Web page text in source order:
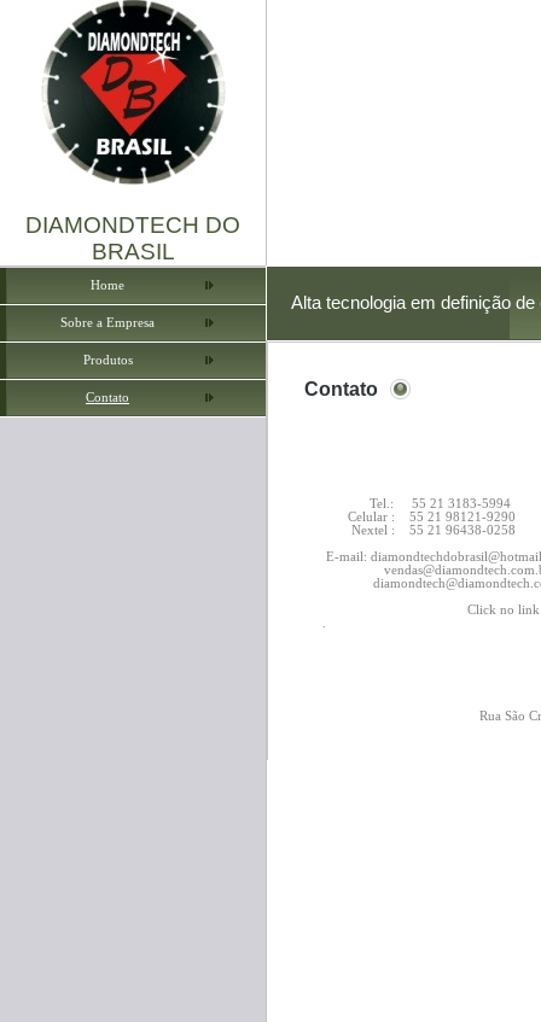
DIAMONDTECH DO
BRASIL
Home
Sobre a Empresa
Produtos
Contato
Alta tecnologia em definição
Contato
Tel.: 55 21 3183-5994
Celular : 55 21 98121-9290
Nextel : 55 21 96438-0258
E-mail:
Click no
Rua São